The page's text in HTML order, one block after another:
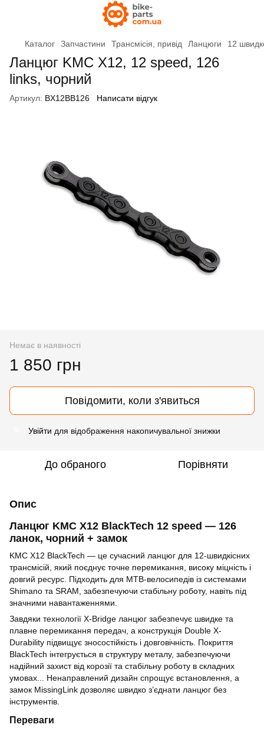
Каталог Запчастини Трансмісія, привід Ланцюги 12
Ланцюг KMC X12, 12 speed, 126
links, чорний
Артикул: BX12BB126 Написати відгук
Немає в наявності
1 850 грн
Повідомити, коли з'явиться
Увійти для відображення накопичувальної знижки
До обраного Порівняти
Опис
Ланцюг KMC X12 BlackTech 12 speed — 126
ланок, чорний + замок
KMC X12 BlackTech — це сучасний ланцюг для 12-швидкісних
трансмісій, який поєднує точне перемикання, високу міцність і
довгий ресурс. Підходить для MTB-велосипедів із системами
Shimano та SRAM, забезпечуючи стабільну роботу, навіть під
значними навантаженнями.
Завдяки технології X-Bridge ланцюг забезпечує швидке та
плавне перемикання передач, а конструкція Double X-
Durability підвищує зносостійкість і довговічність. Покриття
BlackTech інтегрується в структуру металу, забезпечуючи
надійний захист від корозії та стабільну роботу в складних
умовах... Ненаправлений дизайн спрощує встановлення, а
замок MissingLink дозволяє швидко з’єднати ланцюг без
інструментів.
Переваги